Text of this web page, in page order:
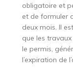
obligatoire et
et de formuler
deux mois. Il
que les
le permis,
l’expiration de